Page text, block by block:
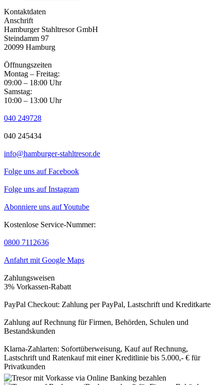
Kontaktdaten
Anschrift
Hamburger Stahltresor GmbH
Steindamm 97
20099 Hamburg
Öffnungszeiten
Montag – Freitag:
09:00 – 18:00 Uhr
Samstag:
10:00 – 13:00 Uhr
040 249728
040 245434
info@hamburger-stahltresor.de
Folge uns auf Facebook
Folge uns auf Instagram
Abonniere uns auf Youtube
Kostenlose Service-Nummer:
0800 7112636
Anfahrt mit Google Maps
Zahlungsweisen
3% Vorkassen-Rabatt
PayPal Checkout: Zahlung per PayPal, Lastschrift und Kreditkarte
Zahlung auf Rechnung für Firmen, Behörden, Schulen und
Bestandskunden
Klarna-Zahlarten: Sofortüberweisung, Kauf auf Rechnung,
Lastschrift und Ratenkauf mit einer Kreditlinie bis 5.000,- € für
Privatkunden